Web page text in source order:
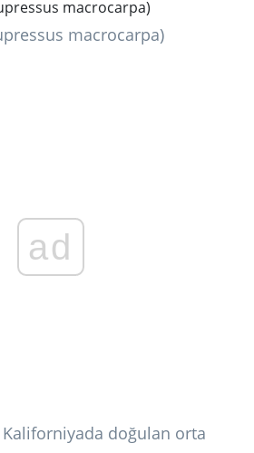
macrocarpa)
ad
doğulan orta